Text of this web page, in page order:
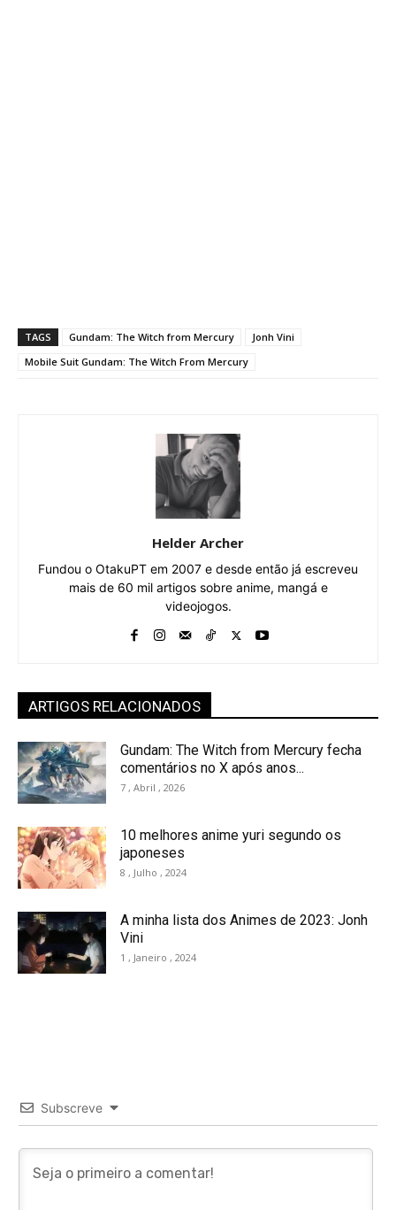
TAGS Gundam: The Witch from Mercury
Jonh Vini
Mobile Suit Gundam: The Witch From Mercury
Helder Archer
Fundou o OtakuPT em 2007 e desde então já escreveu
mais de 60 mil artigos sobre anime, mangá e
videojogos.
ARTIGOS RELACIONADOS
Gundam: The Witch from Mercury fecha
comentários no X após anos...
7 , Abril , 2026
10 melhores anime yuri segundo os
japoneses
8 , Julho , 2024
A minha lista dos Animes de 2023: Jonh
Vini
1 , Janeiro , 2024
Subscreve